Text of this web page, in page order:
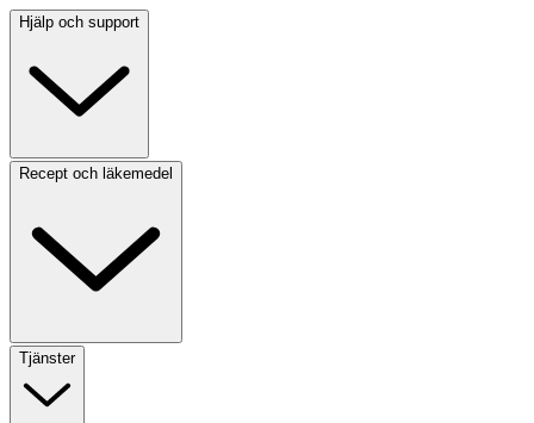
Hjälp och support
Recept och läkemedel
Tjänster